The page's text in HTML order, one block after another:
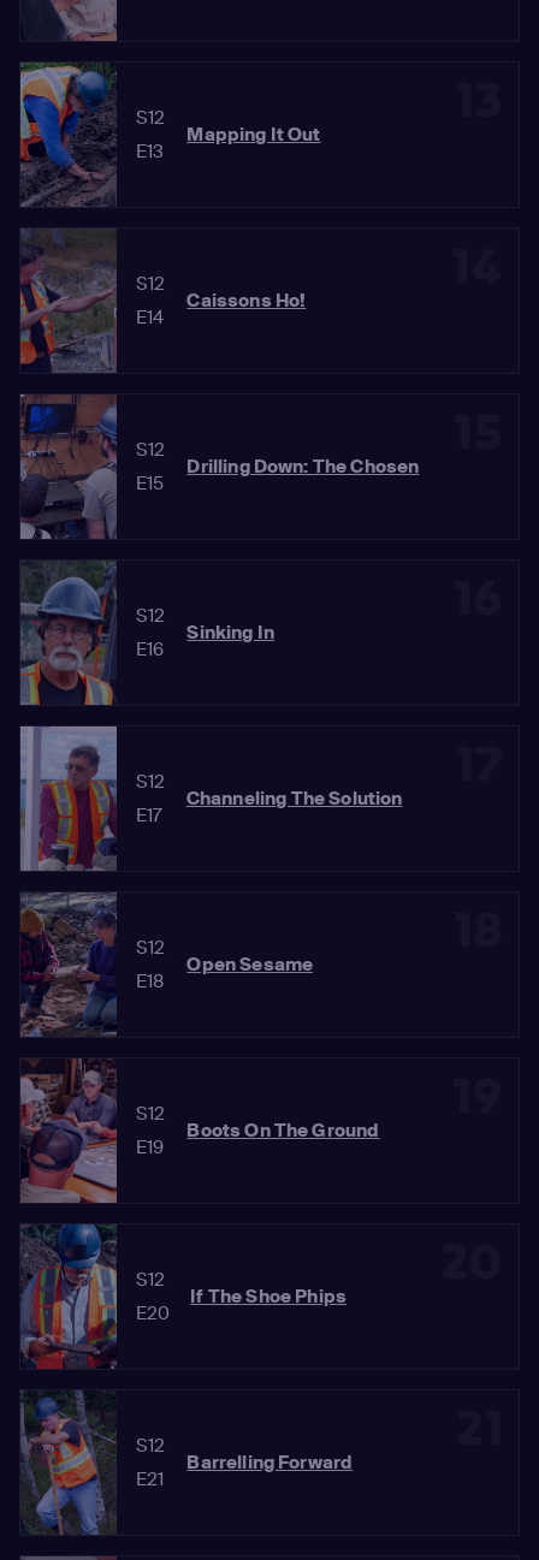
S12
E13
Mapping It Out
S12
E14
Caissons Ho!
S12
E15
Drilling Down: The Chosen
S12
E16
Sinking In
S12
E17
Channeling The Solution
S12
E18
Open Sesame
S12
E19
Boots On The Ground
S12
E20
If The Shoe Phips
S12
E21
Barrelling Forward